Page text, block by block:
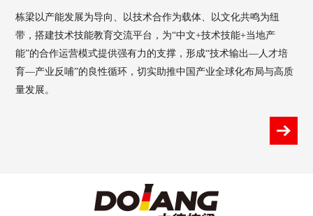
栋梁以产能发展为导向、以技术合作为载体、以文化共鸣为纽
带，搭建技术技能教育交流平台，为“中文+技术技能+当地产
能”的合作运营模式提供强有力的支撑，形成“技术输出—人才培
育—产业反哺”的良性循环，切实助推中国产业全球化布局与高质
量发展。